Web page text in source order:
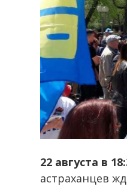
22 августа в
астраханцев